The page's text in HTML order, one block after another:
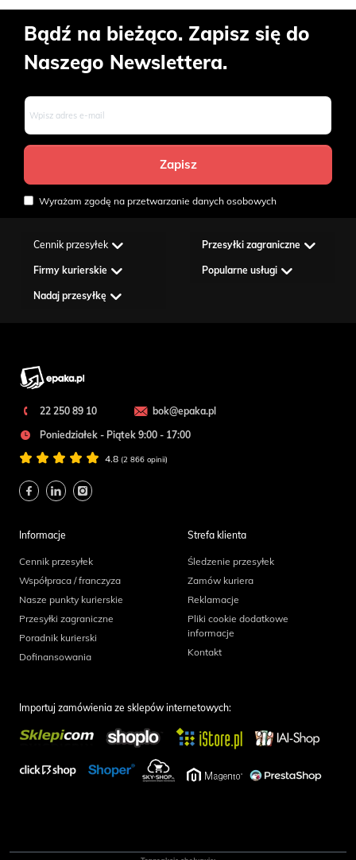
Bądź na bieżąco. Zapisz się do
Naszego Newslettera.
Wyrażam zgodę na przetwarzanie danych osobowych
Cennik przesyłek Przesyłki zagraniczne
Firmy kurierskie Popularne usługi
Nadaj przesyłkę
22 250 89 10
bok@epaka.pl
Poniedziałek - Piątek 9:00 - 17:00
4.8 (2 866 opinii)
Informacje
Cennik przesyłek
Współpraca / franczyza
Nasze punkty kurierskie
Przesyłki zagraniczne
Poradnik kurierski
Dofinansowania
Strefa klienta
Śledzenie przesyłek
Zamów kuriera
Reklamacje
Pliki cookie dodatkowe
informacje
Kontakt
Importuj zamówienia ze sklepów internetowych: